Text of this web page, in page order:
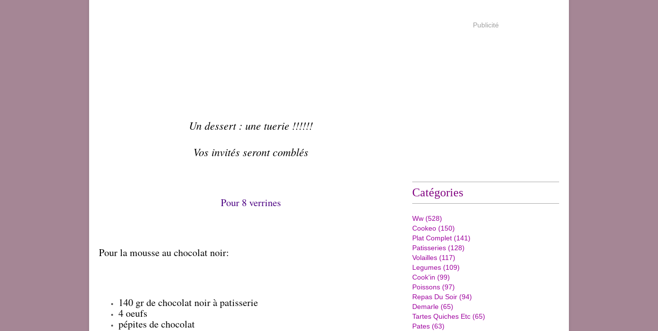
Un dessert : une tuerie !!!!!!
Vos invités seront comblés
Pour 8 verrines
Pour la mousse au chocolat noir:
140 gr de chocolat noir à patisserie
4 oeufs
pépites de chocolat
Publicité
Catégories
Ww (528)
Cookeo (150)
Plat Complet (141)
Patisseries (128)
Volailles (117)
Legumes (109)
Cook'in (99)
Poissons (97)
Repas Du Soir (94)
Demarle (65)
Tartes Quiches Etc (65)
Pates (63)